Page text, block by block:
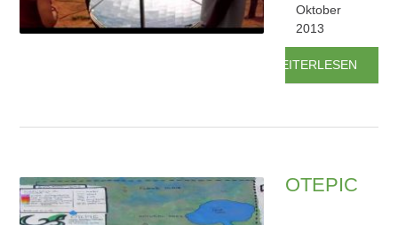
Oktober
2013
WEITERLESEN
OTEPIC